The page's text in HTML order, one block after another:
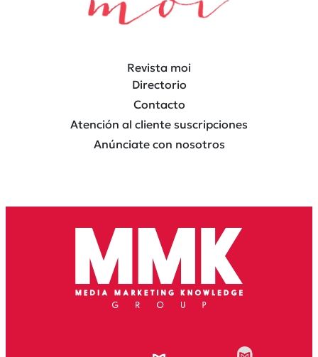
Revista moi
Directorio
Contacto
Atención al cliente suscripciones
Anúnciate con nosotros